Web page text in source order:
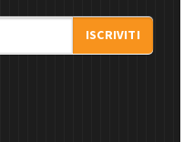
ISCRIVITI